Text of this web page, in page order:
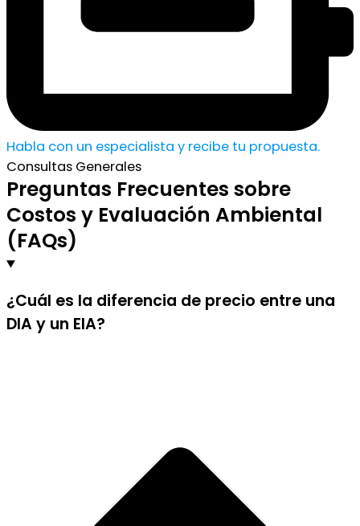
Habla con un especialista y recibe tu propuesta.
Consultas Generales
Preguntas Frecuentes sobre
Costos y Evaluación Ambiental
(FAQs)
¿Cuál es la diferencia de precio entre una
DIA y un EIA?